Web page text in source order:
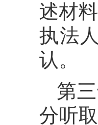
述材
执法
认。
第
分听